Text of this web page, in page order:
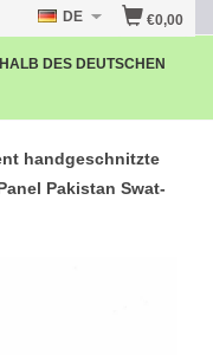
€0,00
DE
DES DEUTSCHEN
handgeschnitzte
Pakistan Swat-